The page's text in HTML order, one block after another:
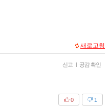
새로고침
신고 | 공감 확인
1
0